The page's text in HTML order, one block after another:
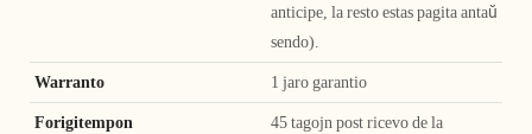
anticipe, la resto estas pagita antaŭ
sendo).
Warranto 1 jaro garantio
Forigitempon
45 tagojn post ricevo de la